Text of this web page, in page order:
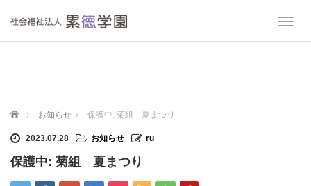
T
ホーム お知らせ 保護中: 菊組 夏まつり
2023.07.28 お知らせ ru
保護中: 菊組 夏まつり